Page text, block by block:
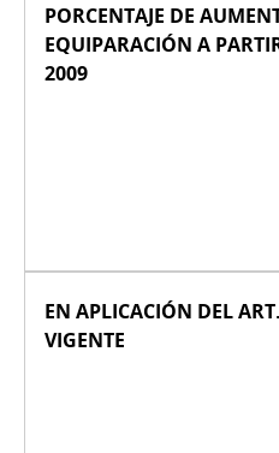
PORCENTAJE DE
EQUIPARACIÓN A
2009
EN APLICACIÓN DEL
VIGENTE